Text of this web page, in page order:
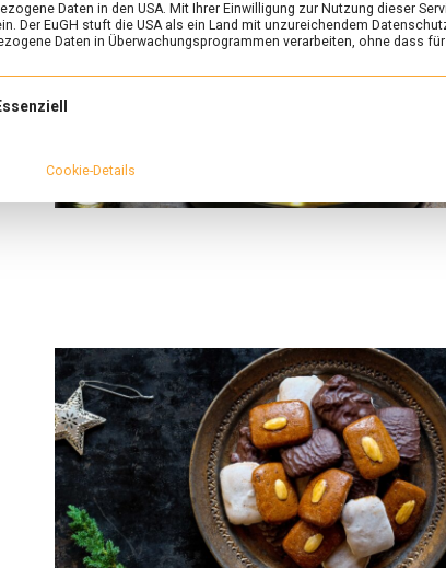
Daten in den USA. Mit Ihrer Einwilligung zur Nutzung dieser
Der EuGH stuft die USA als ein Land mit unzureichendem
Daten in Überwachungsprogrammen verarbeiten, ohne dass
Gruppen, für die eine Einwilligung erteilt werden
Cookie-Details